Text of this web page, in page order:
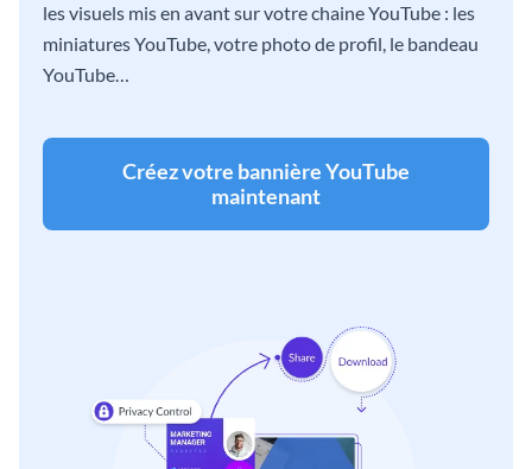
les visuels mis en avant sur votre chaine YouTube : les
miniatures YouTube, votre photo de profil, le bandeau
YouTube…
Créez votre bannière YouTube
maintenant